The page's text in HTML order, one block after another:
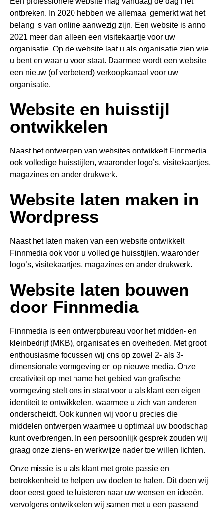
ontbreken. In 2020 hebben we allemaal gemerkt wat het
belang is van online aanwezig zijn. Een website is anno
2021 meer dan alleen een visitekaartje voor uw
organisatie. Op de website laat u als organisatie zien wie
u bent en waar u voor staat. Daarmee wordt een website
een nieuw (of verbeterd) verkoopkanaal voor uw
organisatie.
Website en huisstijl
ontwikkelen
Naast het ontwerpen van websites ontwikkelt Finnmedia
ook volledige huisstijlen, waaronder logo’s, visitekaartjes,
magazines en ander drukwerk.
Website laten maken in
Wordpress
Naast het laten maken van een website ontwikkelt
Finnmedia ook voor u volledige huisstijlen, waaronder
logo’s, visitekaartjes, magazines en ander drukwerk.
Website laten bouwen
door Finnmedia
Finnmedia is een ontwerpbureau voor het midden- en
kleinbedrijf (MKB), organisaties en overheden. Met groot
enthousiasme focussen wij ons op zowel 2- als 3-
dimensionale vormgeving en op nieuwe media. Onze
creativiteit op met name het gebied van grafische
vormgeving stelt ons in staat voor u als klant een eigen
identiteit te ontwikkelen, waarmee u zich van anderen
onderscheidt. Ook kunnen wij voor u precies die
middelen ontwerpen waarmee u optimaal uw boodschap
kunt overbrengen. In een persoonlijk gesprek zouden wij
graag onze ziens- en werkwijze nader toe willen lichten.
Onze missie is u als klant met grote passie en
betrokkenheid te helpen uw doelen te halen. Dit doen wij
door eerst goed te luisteren naar uw wensen en ideeën,
vervolgens ontwikkelen wij samen met u een passend